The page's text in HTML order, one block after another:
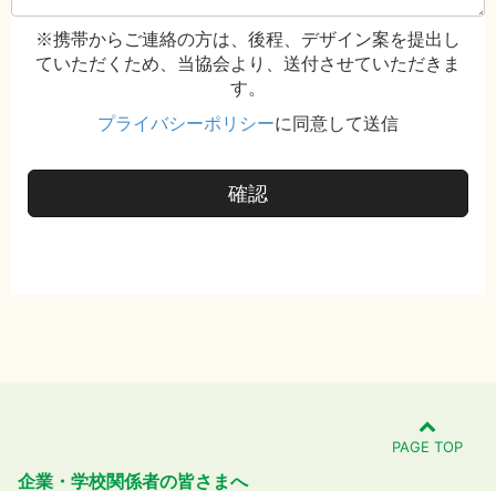
※携帯からご連絡の方は、後程、デザイン案を提出し
ていただくため、当協会より、送付させていただきま
す。
プライバシーポリシーに同意して送信
確認
PAGE TOP
企業・学校関係者の皆さまへ